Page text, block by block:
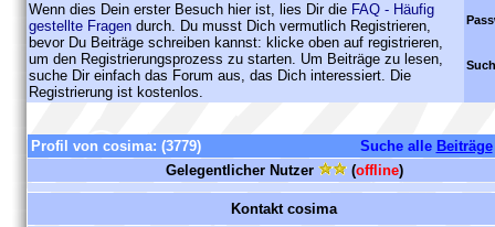
Wenn dies Dein erster Besuch hier ist, lies Dir die FAQ - Häufig
gestellte Fragen durch. Du musst Dich vermutlich Registrieren,
bevor Du Beiträge schreiben kannst: klicke oben auf registrieren,
um den Registrierungsprozess zu starten. Um Beiträge zu lesen,
suche Dir einfach das Forum aus, das Dich interessiert. Die
Registrierung ist kostenlos.
Profil von cosima: (3779) Suche alle Beiträge
Gelegentlicher Nutzer
(offline)
Kontakt cosima